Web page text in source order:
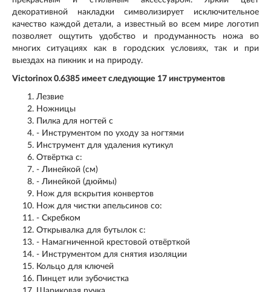
декоративной накладки символизирует исключительное
качество каждой детали, а известный во всем мире логотип
позволяет ощутить удобство и продуманность ножа во
многих ситуациях как в городских условиях, так и при
выездах на пикник и на природу.
Victorinox 0.6385 имеет следующие 17 инструментов
Лезвие
Ножницы
Пилка для ногтей с
- Инструментом по уходу за ногтями
Инструмент для удаления кутикул
Отвёртка с:
- Линейкой (см)
- Линейкой (дюймы)
Нож для вскрытия конвертов
Нож для чистки апельсинов со:
- Скребком
Открывалка для бутылок с:
- Намагниченной крестовой отвёрткой
- Инструментом для снятия изоляции
Кольцо для ключей
Пинцет или зубочистка